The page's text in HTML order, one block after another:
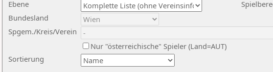
Ebene
Sortierung
Bundesland
Spgem./Kreis/Verein
Nur "österreichische" Spieler (Land=AUT)